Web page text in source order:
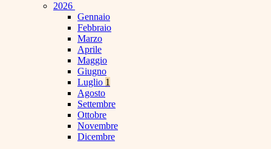
2026
Gennaio
Febbraio
Marzo
Aprile
Maggio
Giugno
Luglio 1
Agosto
Settembre
Ottobre
Novembre
Dicembre